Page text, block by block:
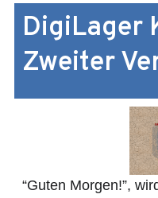
DigiLager
Zweiter
“Guten Morgen!”,